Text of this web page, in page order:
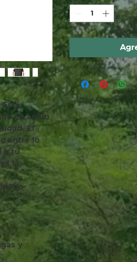
Está
en anillo
El
entre lo
a tu
la